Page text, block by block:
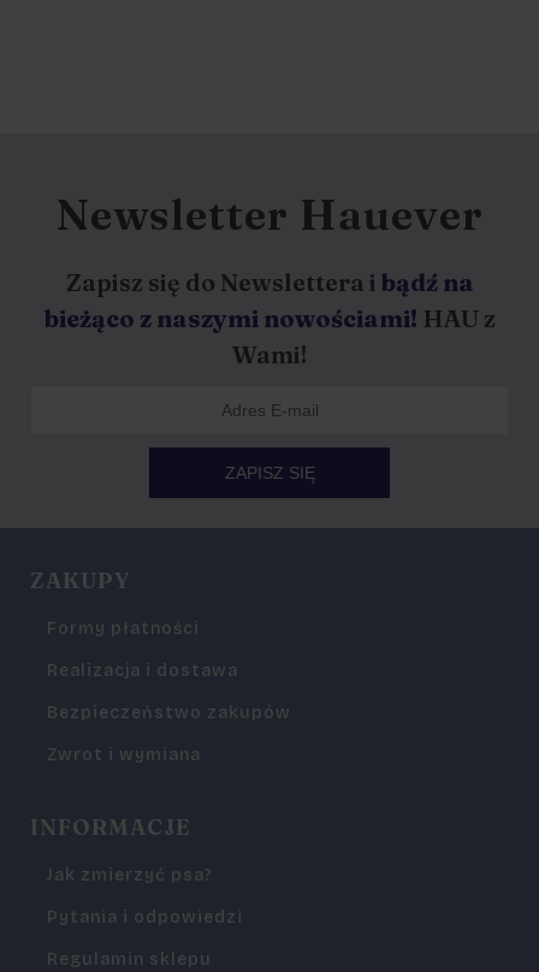
Newsletter Hauever
Zapisz się do Newslettera i bądź na
bieżąco z naszymi nowościami! HAU z
Wami!
ZAKUPY
Formy płatności
Realizacja i dostawa
Bezpieczeństwo zakupów
Zwrot i wymiana
INFORMACJE
Jak zmierzyć psa?
Pytania i odpowiedzi
Regulamin sklepu